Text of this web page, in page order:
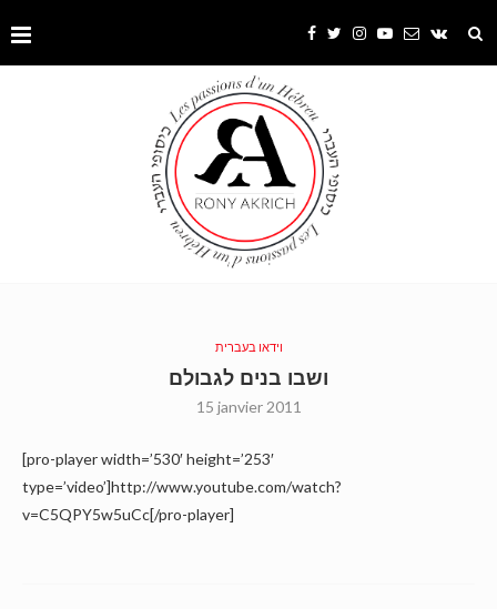
וידאו בעברית
ושבו בנים לגבולם
15 janvier 2011
[pro-player width=’530′ height=’253′
type=’video’]http://www.youtube.com/watch?
v=C5QPY5w5uCc[/pro-player]